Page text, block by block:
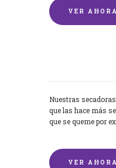
VER AHORA
Nuestras
que las hace más
que se queme por
VER AHORA